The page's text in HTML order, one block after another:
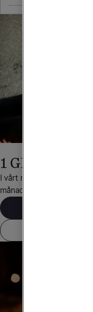
1 GB surf
I vårt mobilabonnemang
månad när du reser till